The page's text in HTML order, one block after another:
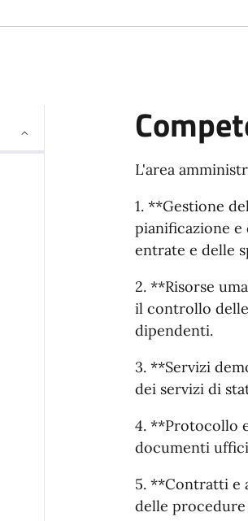
L'area
1. **Gestione
pianificazione e
entrate e delle
2. **Risorse
il controllo
dipendenti.
3. **Servizi
dei servizi di
4. **Protocollo
documenti
5. **Contratti e
delle procedure